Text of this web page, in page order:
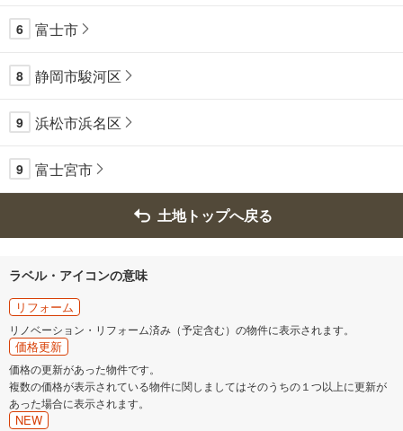
6 富士市
8 静岡市駿河区
9 浜松市浜名区
9 富士宮市
土地トップへ戻る
ラベル・アイコンの意味
リフォーム
リノベーション・リフォーム済み（予定含む）の物件に表示されます。
価格更新
価格の更新があった物件です。
複数の価格が表示されている物件に関しましてはそのうちの１つ以上に更新が
あった場合に表示されます。
NEW